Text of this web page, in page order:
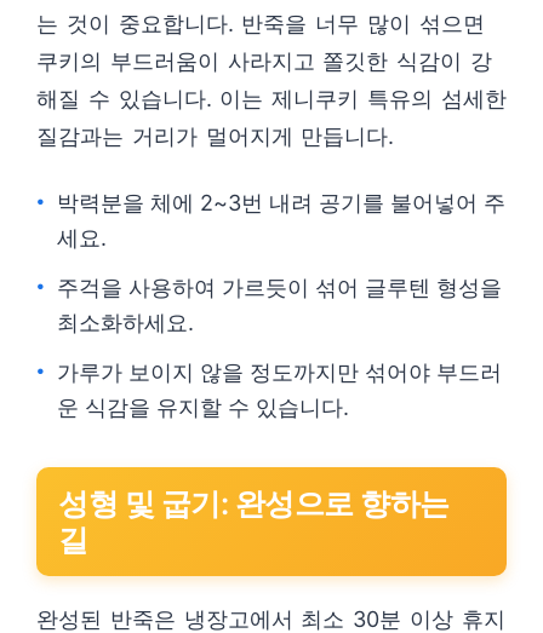
는 것이 중요합니다. 반죽을 너무 많이 섞으면
쿠키의 부드러움이 사라지고 쫄깃한 식감이 강
해질 수 있습니다. 이는 제니쿠키 특유의 섬세한
질감과는 거리가 멀어지게 만듭니다.
박력분을 체에 2~3번 내려 공기를 불어넣어 주
세요.
주걱을 사용하여 가르듯이 섞어 글루텐 형성을
최소화하세요.
가루가 보이지 않을 정도까지만 섞어야 부드러
운 식감을 유지할 수 있습니다.
성형 및 굽기: 완성으로 향하는
길
완성된 반죽은 냉장고에서 최소 30분 이상 휴지